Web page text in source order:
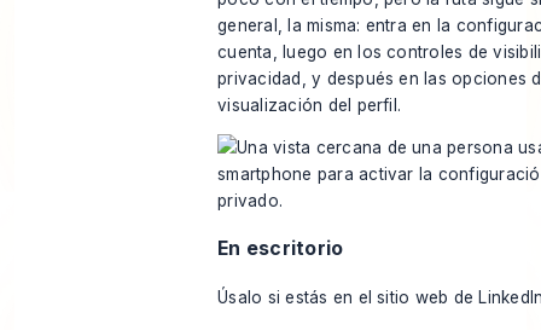
general, la misma: entra en la
cuenta, luego en los controles de
privacidad, y después en las opciones
visualización del perfil.
En escritorio
Úsalo si estás en el sitio web de